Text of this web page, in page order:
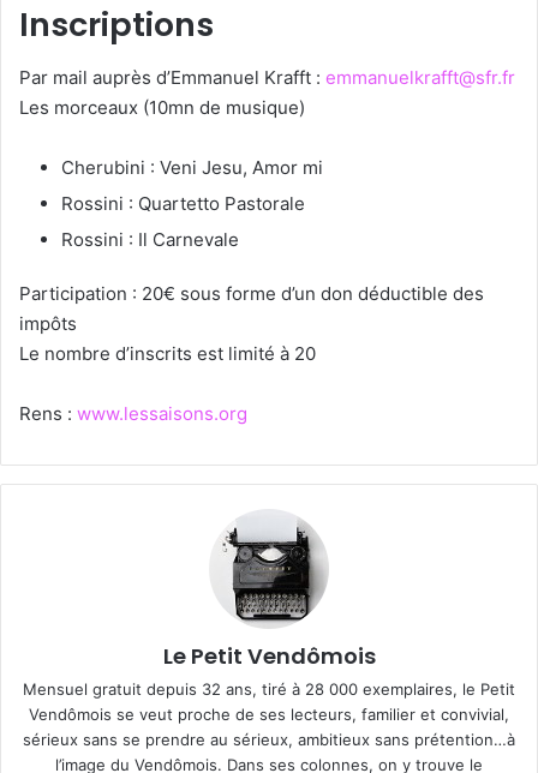
Inscriptions
Par mail auprès d’Emmanuel Krafft : emmanuelkrafft@sfr.fr
Les morceaux (10mn de musique)
Cherubini : Veni Jesu, Amor mi
Rossini : Quartetto Pastorale
Rossini : Il Carnevale
Participation : 20€ sous forme d’un don déductible des
impôts
Le nombre d’inscrits est limité à 20
Rens : www.lessaisons.org
Le Petit Vendômois
Mensuel gratuit depuis 32 ans, tiré à 28 000 exemplaires, le Petit
Vendômois se veut proche de ses lecteurs, familier et convivial,
sérieux sans se prendre au sérieux, ambitieux sans prétention…à
l’image du Vendômois. Dans ses colonnes, on y trouve le